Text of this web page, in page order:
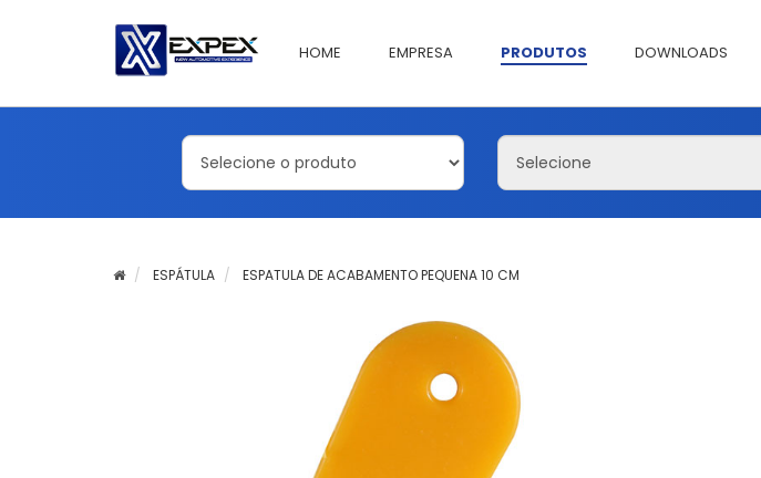
HOME EMPRESA PRODUTOS DOWNLOADS
ESPÁTULA ESPATULA DE ACABAMENTO PEQUENA 10 CM